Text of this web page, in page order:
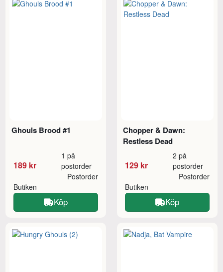
Ghouls Brood #1
189 kr
1 på
postorder
Butiken
Postorder
Köp
Chopper & Dawn:
Restless Dead
129 kr
2 på
postorder
Butiken
Postorder
Köp